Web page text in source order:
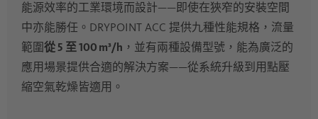
能源效率的工業環境而設計——即使在狹窄的安裝空間
中亦能勝任。DRYPOINT ACC 提供九種性能規格，流量
範圍從 5 至 100 m³/h ，並有兩種設備型號，能為廣泛的
應用場景提供合適的解決方案——從系統升級到用點壓
縮空氣乾燥皆適用。